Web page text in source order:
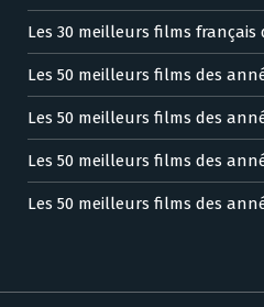
Les 30 meilleurs films français
Les 50 meilleurs films des
Les 50 meilleurs films des
Les 50 meilleurs films des
Les 50 meilleurs films des